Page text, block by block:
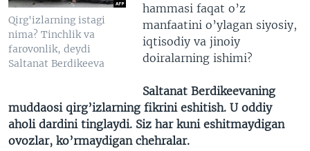
Qirg'izlarning istagi
nima? Tinchlik va
farovonlik, deydi
Saltanat Berdikeeva
hammasi faqat o’z
manfaatini o’ylagan siyosiy,
iqtisodiy va jinoiy
doiralarning ishimi?
Saltanat Berdikeevaning
muddaosi qirg’izlarning fikrini eshitish. U oddiy
aholi dardini tinglaydi. Siz har kuni eshitmaydigan
ovozlar, ko’rmaydigan chehralar.